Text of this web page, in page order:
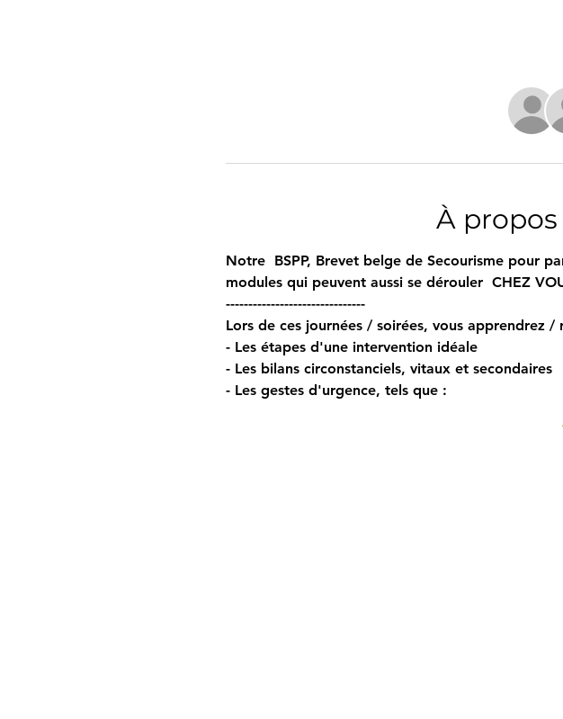
À
Notre  BSPP, Brevet belge de Secourisme pour
modules qui peuvent aussi se dérouler  CHEZ
-------------------------------
Lors de ces journées / soirées, vous apprendrez /
- Les étapes d'une intervention idéale
- Les bilans circonstanciels, vitaux et secondaires
- Les gestes d'urgence, tels que :